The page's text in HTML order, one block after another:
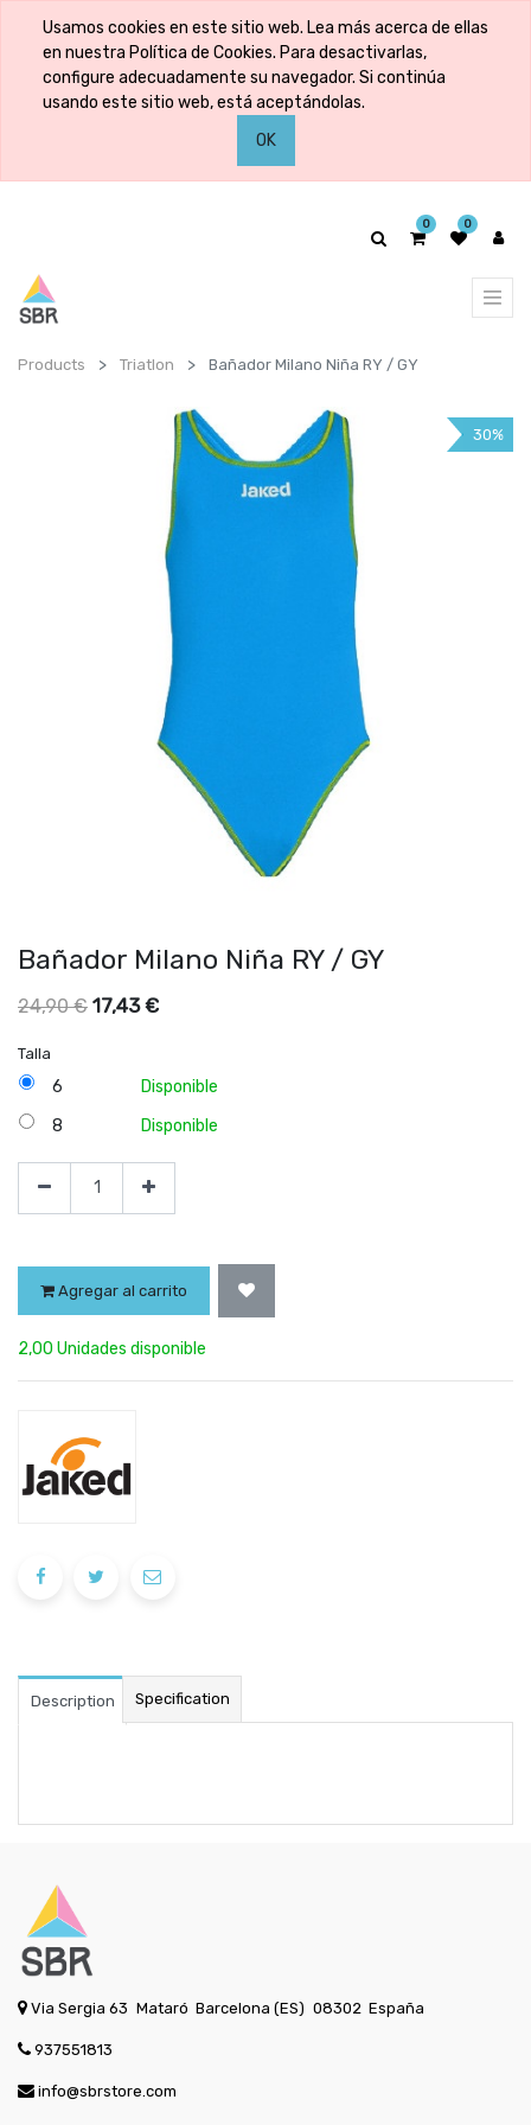
Usamos cookies en este sitio web. Lea más acerca de ellas
en nuestra Política de Cookies. Para desactivarlas,
configure adecuadamente su navegador. Si continúa
usando este sitio web, está aceptándolas.
OK
0 0
Products Triatlon Bañador Milano Niña RY / GY
30%
Bañador Milano Niña RY / GY
24,90€ 17,43€
Talla
6
Disponible
8
Disponible
Agregar al carrito
2,00 Unidades disponible
Description Specification
Via Sergia 63 Mataró Barcelona (ES) 08302 España
937551813
info@sbrstore.com